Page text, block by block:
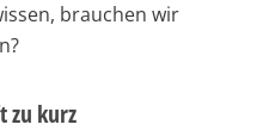
brauchen wir
zu kurz